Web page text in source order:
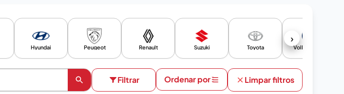
›
Hyundai Peugeot Renault Suzuki Toyota Volkswagen
Filtrar Ordenar por Limpar filtros